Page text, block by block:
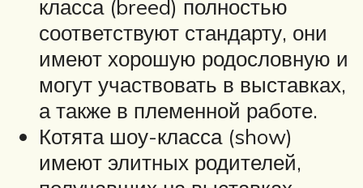
класса (breed) полностью
соответствуют стандарту, они
имеют хорошую родословную и
могут участвовать в выставках,
а также в племенной работе.
Котята шоу-класса (show)
имеют элитных родителей,